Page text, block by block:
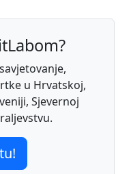
u Hrvatskoj,
Sjevernoj